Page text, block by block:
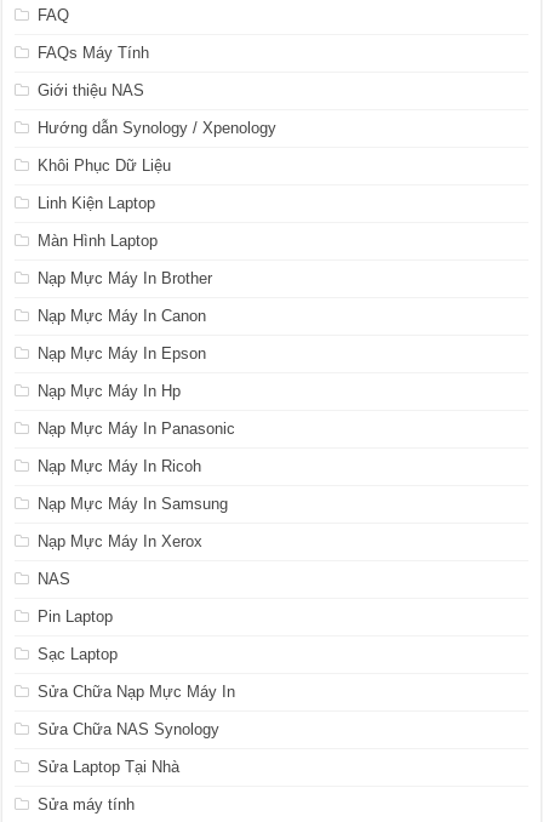
FAQ
FAQs Máy Tính
Giới thiệu NAS
Hướng dẫn Synology / Xpenology
Khôi Phục Dữ Liệu
Linh Kiện Laptop
Màn Hình Laptop
Nạp Mực Máy In Brother
Nạp Mực Máy In Canon
Nạp Mực Máy In Epson
Nạp Mực Máy In Hp
Nạp Mực Máy In Panasonic
Nạp Mực Máy In Ricoh
Nạp Mực Máy In Samsung
Nạp Mực Máy In Xerox
NAS
Pin Laptop
Sạc Laptop
Sửa Chữa Nạp Mực Máy In
Sửa Chữa NAS Synology
Sửa Laptop Tại Nhà
Sửa máy tính